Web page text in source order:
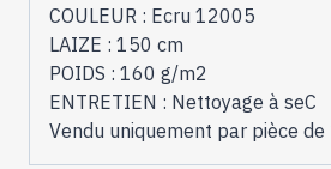
COULEUR : Ecru 12005
LAIZE : 150 cm
POIDS : 160 g/m2
ENTRETIEN : Nettoyage à seC
Vendu uniquement par pièce